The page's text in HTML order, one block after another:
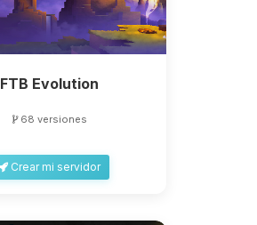
FTB Evolution
68 versiones
Crear mi servidor